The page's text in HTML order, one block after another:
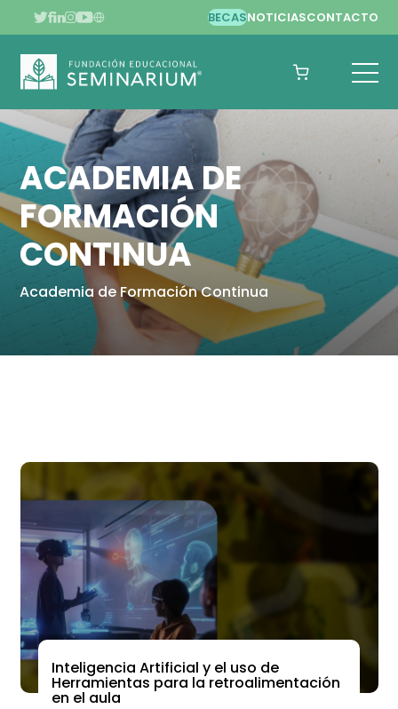
BECASNOTICIASCONTACTO
ACADEMIA DE
FORMACIÓN
CONTINUA
Academia de Formación Continua
ACADEMIA DE FORMACIÓN CONTINUA
Inteligencia Artificial y el uso de
Herramientas para la retroalimentación
en el aula